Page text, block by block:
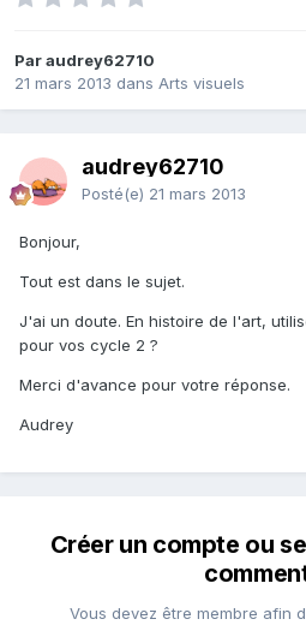
Par audrey62710
21 mars 2013 dans Arts visuels
audrey62710
Posté(e) 21 mars 2013
Bonjour,
Tout est dans le sujet.
J'ai un doute. En histoire de l'art,
pour vos cycle 2 ?
Merci d'avance pour votre réponse.
Audrey
Créer un compte ou
Vous devez être membre afin